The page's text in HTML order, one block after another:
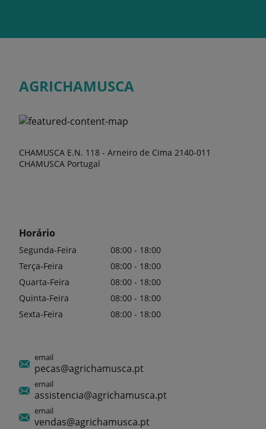
AGRICHAMUSCA
CHAMUSCA E.N. 118 - Arneiro de Cima 2140-011
CHAMUSCA Portugal
Horário
Segunda-Feira
08:00 - 18:00
Terça-Feira
08:00 - 18:00
Quarta-Feira
08:00 - 18:00
Quinta-Feira
08:00 - 18:00
Sexta-Feira
08:00 - 18:00
email
pecas@agrichamusca.pt
email
assistencia@agrichamusca.pt
email
vendas@agrichamusca.pt